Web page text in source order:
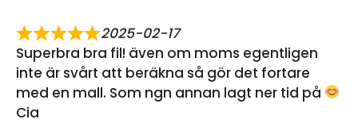
2025-02-17
Superbra bra fil! även om moms egentligen
inte är svårt att beräkna så gör det fortare
med en mall. Som ngn annan lagt ner tid på
Cia